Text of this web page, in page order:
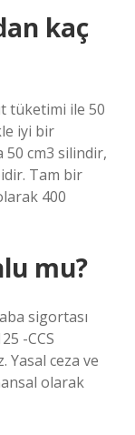
kaç
tüketimi ile 50
iyi bir
50 cm3 silindir,
Tam bir
400
mu?
sigortası
-CCS
Yasal ceza ve
olarak